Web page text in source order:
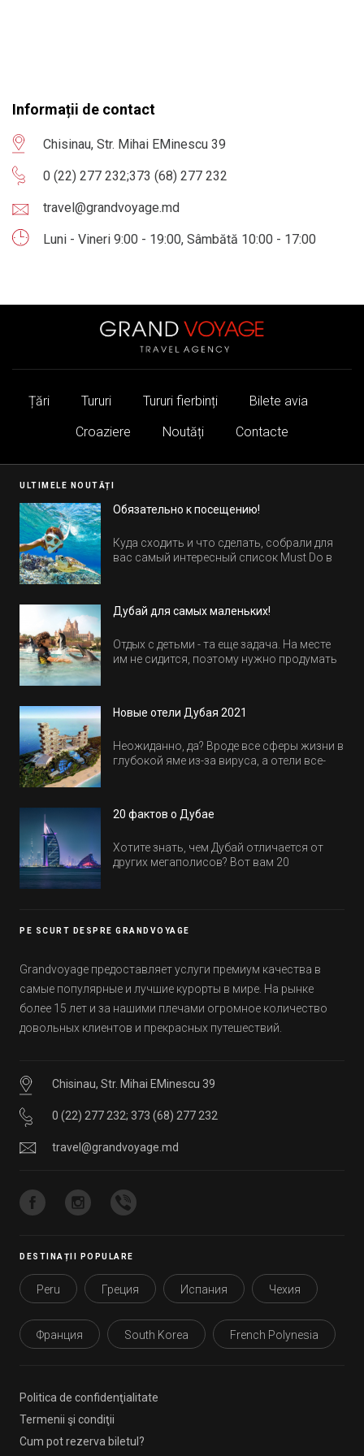
Informații de contact
Chisinau, Str. Mihai EMinescu 39
0 (22) 277 232;373 (68) 277 232
travel@grandvoyage.md
Luni - Vineri 9:00 - 19:00, Sâmbătă 10:00 - 17:00
Țări Tururi Tururi fierbinți
Bilete avia
Croaziere
Noutăți Contacte
ULTIMELE NOUTĂȚI
Обязательно к посещению!
Куда сходить и что сделать, собрали для
вас самый интересный список Must Do в
Дубай для самых маленьких!
Отдых с детьми - та еще задача. На месте
им не сидится, поэтому нужно продумать
Новые отели Дубая 2021
Неожиданно, да? Вроде все сферы жизни в
глубокой яме из-за вируса, а отели все-
обычно на первые заезды дают промо-
20 фактов о Дубае
Хотите знать, чем Дубай отличается от
других мегаполисов? Вот вам 20
PE SCURT DESPRE GRANDVOYAGE
Grandvoyage предоставляет услуги премиум качества в
самые популярные и лучшие курорты в мире. На рынке
более 15 лет и за нашими плечами огромное количество
довольных клиентов и прекрасных путешествий.
Chisinau, Str. Mihai EMinescu 39
0 (22) 277 232; 373 (68) 277 232
travel@grandvoyage.md
DESTINAȚII POPULARE
Peru Греция Испания Чехия
Франция South Korea French Polynesia
Politica de confidenţialitate
Termenii şi condiţii
Cum pot rezerva biletul?